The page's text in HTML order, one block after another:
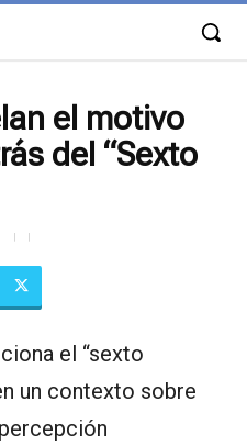
el motivo
del “Sexto
el “sexto
un contexto sobre